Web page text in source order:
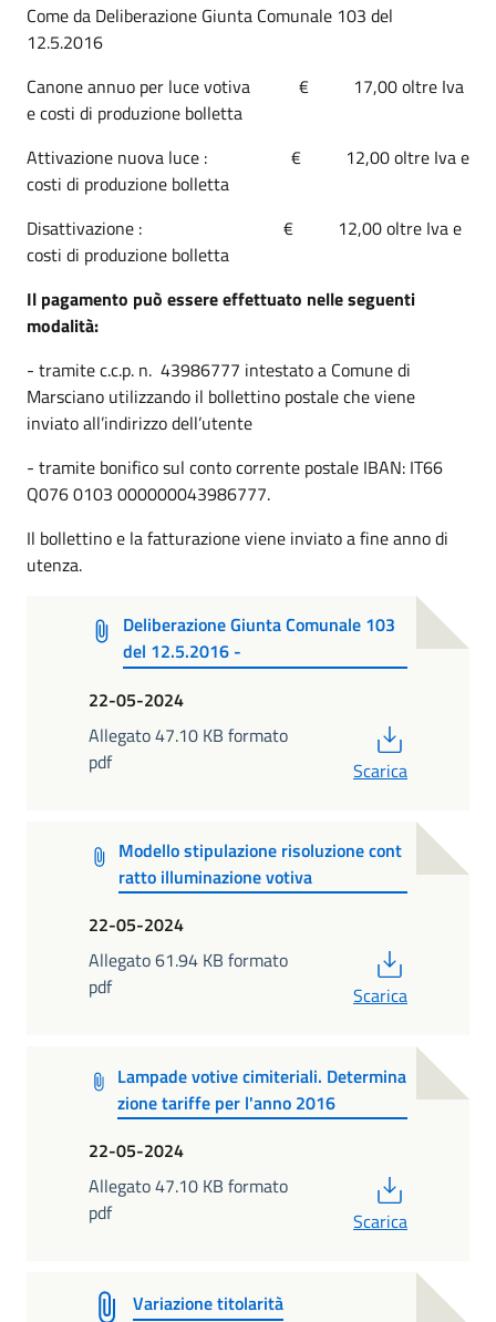
Come da Deliberazione Giunta Comunale 103 del
12.5.2016
Canone annuo per luce votiva € 17,00 oltre Iva
e costi di produzione bolletta
Attivazione nuova luce : € 12,00 oltre Iva e
costi di produzione bolletta
Disattivazione : € 12,00 oltre Iva e
costi di produzione bolletta
Il pagamento può essere effettuato nelle seguenti
modalità:
- tramite c.c.p. n. 43986777 intestato a Comune di
Marsciano utilizzando il bollettino postale che viene
inviato all’indirizzo dell’utente
- tramite bonifico sul conto corrente postale IBAN: IT66
Q076 0103 000000043986777.
Il bollettino e la fatturazione viene inviato a fine anno di
utenza.
Deliberazione Giunta Comunale 103
del 12.5.2016 -
22-05-2024
Allegato 47.10 KB formato
pdf
Scarica
Modello stipulazione risoluzione cont
ratto illuminazione votiva
22-05-2024
Allegato 61.94 KB formato
pdf
Scarica
Lampade votive cimiteriali. Determina
zione tariffe per l'anno 2016
22-05-2024
Allegato 47.10 KB formato
pdf
Scarica
Variazione titolarità